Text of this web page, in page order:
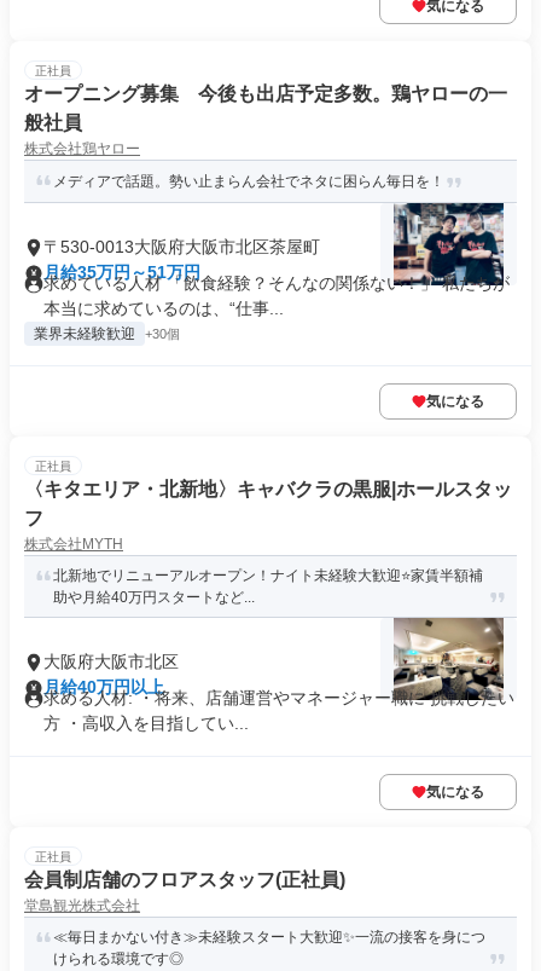
気になる
正社員
オープニング募集 今後も出店予定多数。鶏ヤローの一
般社員
株式会社鶏ヤロー
メディアで話題。勢い止まらん会社でネタに困らん毎日を！
〒530-0013大阪府大阪市北区茶屋町
月給35万円～51万円
求めている人材 「飲食経験？そんなの関係ない！」 私たちが
本当に求めているのは、“仕事...
業界未経験歓迎 +30個
気になる
正社員
〈キタエリア・北新地〉キャバクラの黒服|ホールスタッ
フ
株式会社MYTH
北新地でリニューアルオープン！ナイト未経験大歓迎⭐️家賃半額補
助や月給40万円スタートなど...
大阪府大阪市北区
月給40万円以上
求める人材: ・将来、店舗運営やマネージャー職に 挑戦したい
方 ・高収入を目指してい...
気になる
正社員
会員制店舗のフロアスタッフ(正社員)
堂島観光株式会社
≪毎日まかない付き≫未経験スタート大歓迎✨一流の接客を身につ
けられる環境です◎